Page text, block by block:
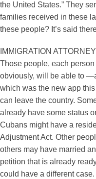
the United States.” They
families received in these
these people? It’s said
IMMIGRATION
Those people, each
obviously, will be able to
which was the new app
can leave the country.
already have some status
Cubans might have a
Adjustment Act. Other
others may have married
petition that is already
could have a different case.